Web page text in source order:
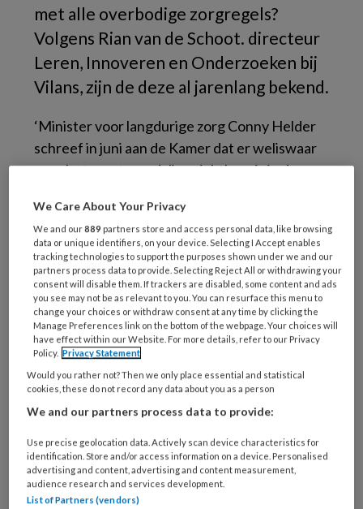
met alle overbodige zorgregels?
Volgens Rian van de Schoot. directeur
Leren, Innoveren en Onderzoeken bij
Vilans, zijn de deze al jarenlang bekend.
‘Minister voor langdurige zorg Conny Helder
schreef in juni aan de Kamer dat er weliswaar
voor het eerst een daling zichtbaar is in de
was en niet in de volle breedte van de zorg’,
zegt Van de Schoot in eenpersbericht.
Schrappen van regels
‘De boosdoeners achter dit probleem en de
oplossingen zijn bekend’, aldus Van de Schoot,
‘het simpelweg
schrappen van regels is niet
genoeg om administratieve lasten in de
langdurige zorg blijvend te verminderen.’ Om
naar de dieperliggende oorzaken kijken, vindt
Van de Schoot. In het Vilans-rapport
‘Regeldruk in de langdurige zorg – de
We Care About Your Privacy
We and our889 partners store and access personal data, like browsing
data or unique identifiers, on your device. Selecting I Accept enables
tracking technologies to support the purposes shown under we and our
partners process data to provide. Selecting Reject All or withdrawing your
consent will disable them. If trackers are disabled, some content and ads
you see may not be as relevant to you. You can resurface this menu to
change your choices or withdraw consent at any time by clicking the
Manage Preferences link on the bottom of the webpage. Your choices will
have effect within our Website. For more details, refer to our Privacy
Policy. Privacy Statement
Would you rather not? Then we only place essential and statistical
cookies, these do not record any data about you as a person
We and our partners process data to provide:
Use precise geolocation data. Actively scan device characteristics for
identification. Store and/or access information on a device. Personalised
advertising and content, advertising and content measurement,
audience research and services development.
List of Partners (vendors)